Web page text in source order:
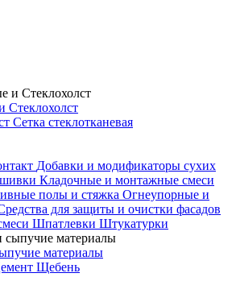
Стеклохолст
Сетка стеклотканевая
Добавки и модификаторы сухих
Кладочные и монтажные смеси
полы и стяжка Огнеупорные и
для защиты и очистки фасадов
Шпатлевки Штукатурки
материалы
Щебень